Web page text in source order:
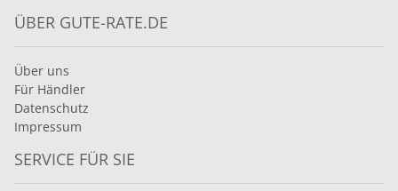
ÜBER GUTE-RATE.DE
Über uns
Für Händler
Datenschutz
Impressum
SERVICE FÜR SIE